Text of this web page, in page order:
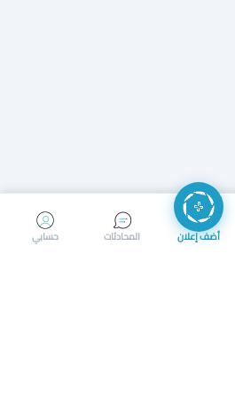
إجراء مكالمة
حسابي المحادثات أضف إعلان